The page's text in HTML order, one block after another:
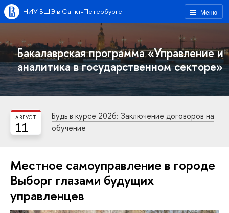
Меню
НИУ ВШЭ в Санкт-Петербурге
Бакалаврская программа «Управление и
аналитика в государственном секторе»
11
АВГУСТ
Будь в курсе 2026: Заключение договоров на
обучение
Местное самоуправление в городе
Выборг глазами будущих
управленцев